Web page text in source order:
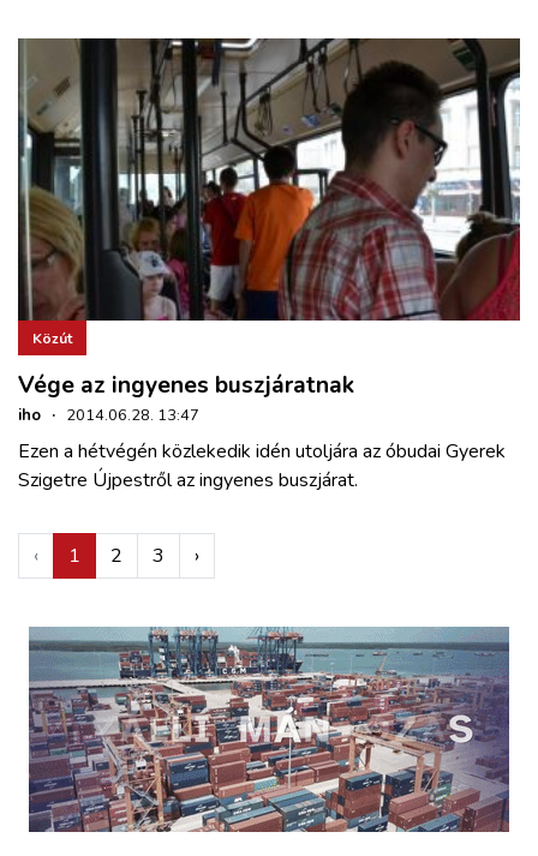
Közút
Vége az ingyenes buszjáratnak
iho · 2014.06.28. 13:47
Ezen a hétvégén közlekedik idén utoljára az óbudai Gyerek
Szigetre Újpestről az ingyenes buszjárat.
‹ 1 2 3 ›